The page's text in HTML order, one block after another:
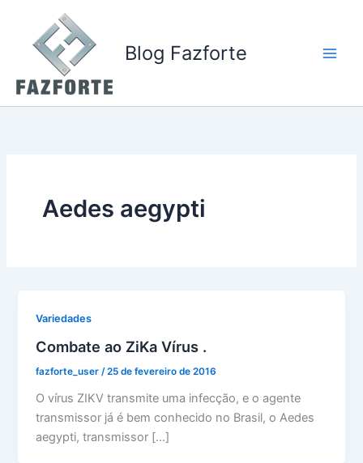
conteúdo
Blog Fazforte
Aedes aegypti
Variedades
Combate ao ZiKa Vírus .
fazforte_user /25 de fevereiro de 2016
O vírus ZIKV transmite uma infecção, e o agente
transmissor já é bem conhecido no Brasil, o Aedes
aegypti, transmissor […]